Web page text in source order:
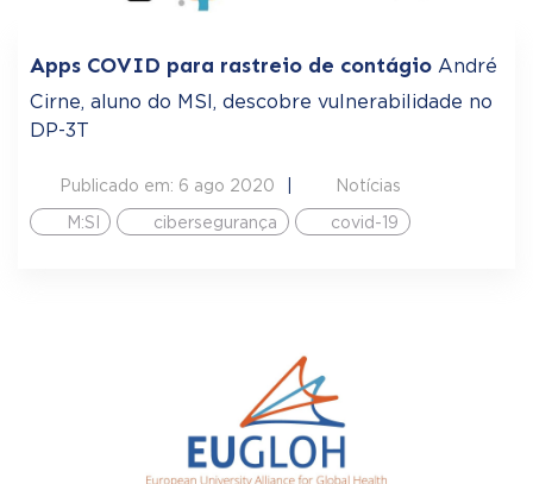
Apps COVID para rastreio de contágio André
Cirne, aluno do MSI, descobre vulnerabilidade no
DP-3T
Publicado em: 6 ago 2020
Notícias
M:SI
cibersegurança covid-19